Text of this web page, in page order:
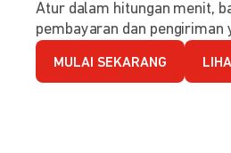
Atur dalam hitungan menit,
pembayaran dan pengiriman
MULAI SEKARANG